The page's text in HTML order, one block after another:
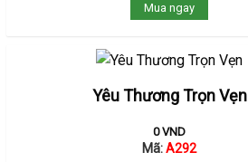
Mua ngay
Yêu Thương Trọn Vẹn
0VND
Mã:A292